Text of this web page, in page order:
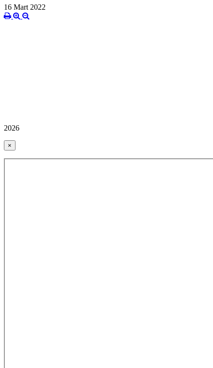
16 Mart 2022
2026
×